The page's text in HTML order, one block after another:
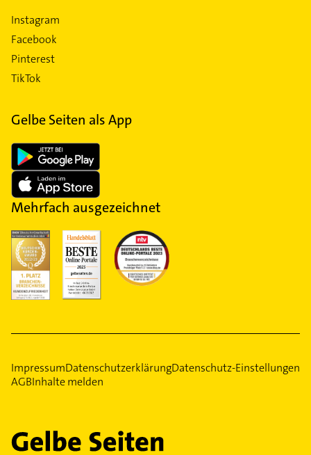
Instagram
Facebook
Pinterest
TikTok
Gelbe Seiten als App
Mehrfach ausgezeichnet
ImpressumDatenschutzerklärungDatenschutz-Einstellungen
AGBInhalte melden